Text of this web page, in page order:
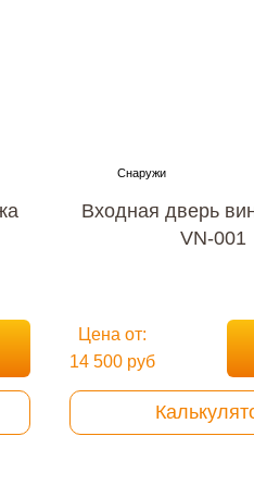
Входная дверь
VN-001
Цена от:
14 500 руб